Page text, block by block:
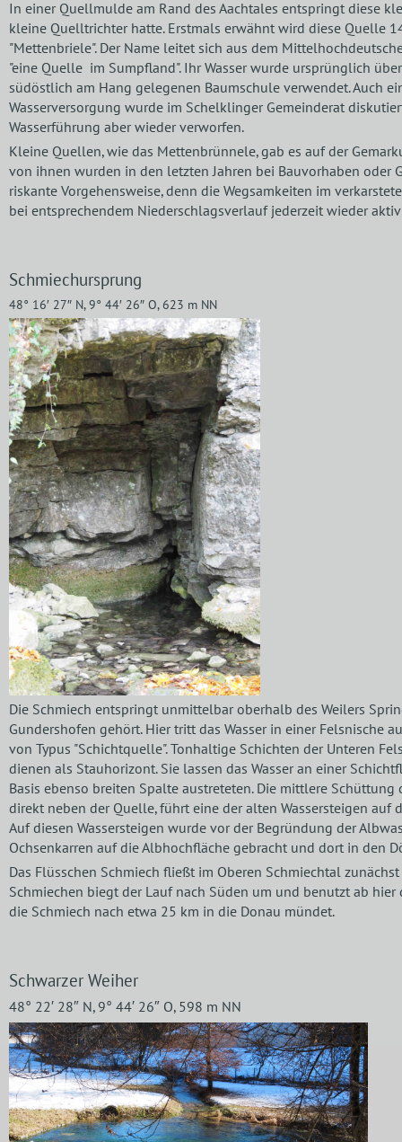
In einer Quellmulde am Rand des Aachtales entspringt diese
kleine Quelltrichter hatte. Erstmals erwähnt wird diese Quelle
"Mettenbriele". Der Name leitet sich aus dem
"eine Quelle im Sumpfland". Ihr Wasser wurde ursprünglich
südöstlich am Hang gelegenen Baumschule verwendet. Auch
Wasserversorgung wurde im Schelklinger Gemeinderat
Wasserführung aber wieder verworfen.
Kleine Quellen, wie das Mettenbrünnele, gab es auf der
von ihnen wurden in den letzten Jahren bei Bauvorhaben oder
riskante Vorgehensweise, denn die Wegsamkeiten im
bei entsprechendem Niederschlagsverlauf jederzeit wieder
Schmiechursprung
48° 16′ 27″ N, 9° 44′ 26″ O, 623 m NN
Die Schmiech entspringt unmittelbar oberhalb des Weilers
Gundershofen gehört. Hier tritt das Wasser in einer Felsnische
von Typus "Schichtquelle". Tonhaltige Schichten der Unteren
dienen als Stauhorizont. Sie lassen das Wasser an einer
Basis ebenso breiten Spalte austreteten. Die mittlere
direkt neben der Quelle, führt eine der alten Wassersteigen auf
Auf diesen Wassersteigen wurde vor der Begründung der
Ochsenkarren auf die Albhochfläche gebracht und dort in den
Das Flüsschen Schmiech fließt im Oberen Schmiechtal
Schmiechen biegt der Lauf nach Süden um und benutzt ab
die Schmiech nach etwa 25 km in die Donau mündet.
Schwarzer Weiher
48° 22′ 28″ N, 9° 44′ 26″ O, 598 m NN